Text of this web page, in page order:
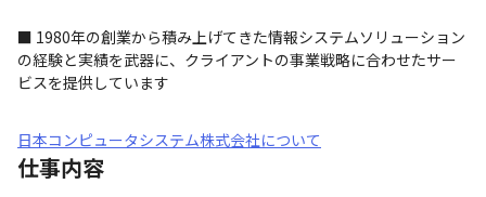
■ 1980年の創業から積み上げてきた情報システムソリューション
の経験と実績を武器に、クライアントの事業戦略に合わせたサー
ビスを提供しています
日本コンピュータシステム株式会社について
仕事内容